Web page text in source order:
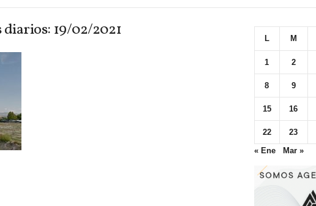
19/02/2021 L M
1 2
8 9
15 16
22 23
« Ene
Mar »